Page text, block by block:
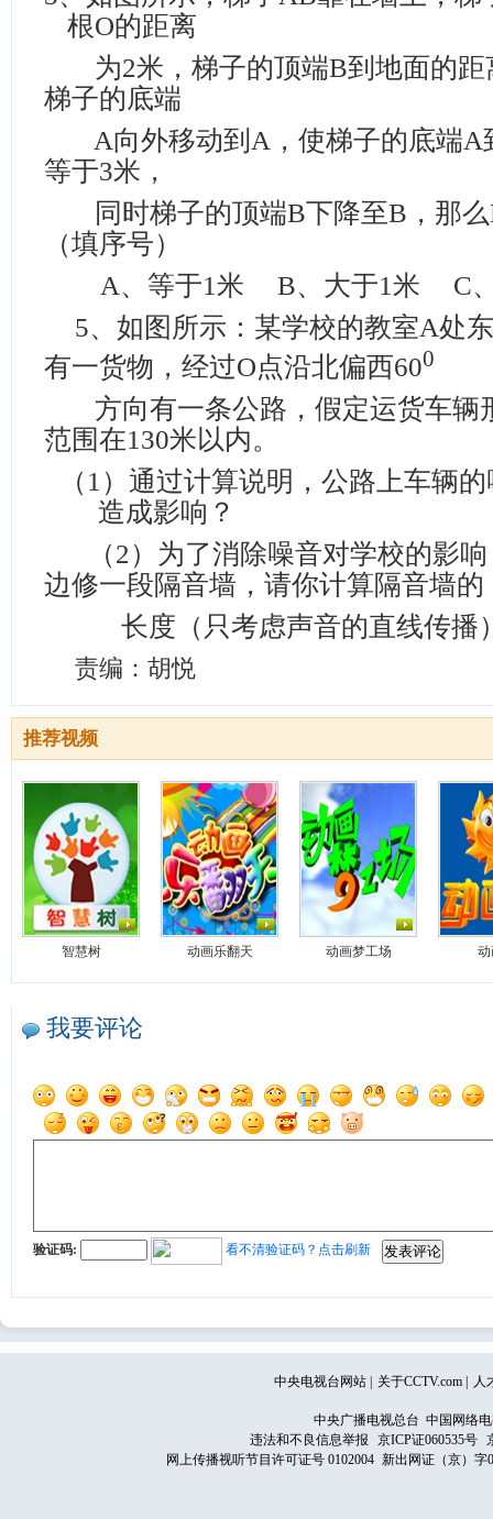
根O的距离
为2米 ，梯子的顶端B到地面的距
梯子的底端
A向外移动到 A ，使梯子的底端A
等于3米 ，
同时梯子的顶端B下降至B ，那么
（填序号）
A、等于1米 B、大于1米 C
5、如图所示：某学校的教室A处东
有一货物，经过O点沿北偏西600
方向有一条公路，假定运货车辆
范围在130米以内。
（1） 通过计算说明，公路上车辆
造成影响？
（2）为了消除噪音对学校的影
边修一段隔音墙，请你计算隔音墙的
长度（只考虑声音的直线传播
责编：胡悦
推荐视频
智慧树 动画乐翻天 动画梦工场 动
我要评论
验证码: 看不清验证码？点击刷新
中央电视台网站 关于CCTV.com 人
中央广播电视总台 中国网络
违法和不良信息举报
京ICP证060535号
网上传播视听节目许可证号 0102004 新出网证（京）